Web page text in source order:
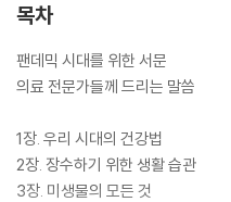
할 수 있는 것들도 소개한다. ‘면역
가이드’, ‘면역을 위한 제대로 된
방식을 주도적으로 바꾸는 데 도움
면역은 평생의 거의 모든 시기에
목차
팬데믹 시대를 위한 서문
의료 전문가들께 드리는 말씀
1장. 우리 시대의 건강법
2장. 장수하기 위한 생활 습관
3장. 미생물의 모든 것